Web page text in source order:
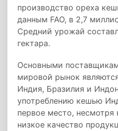
производство ореха
данным FAO, в 2,7
Средний урожай
гектара.
Основными
мировой рынок
Индия, Бразилия и
употреблению кешью
первое место, несмотря
низкое качество